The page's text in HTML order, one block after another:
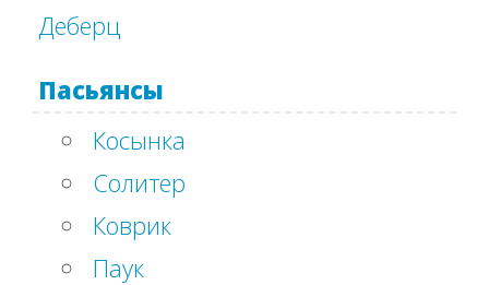
Деберц
Пасьянсы
Косынка
Солитер
Коврик
Паук